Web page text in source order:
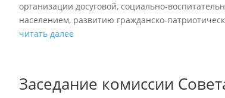
организации досуговой, социально-
населением, развитию гражданско-
читать далее
Заседание комиссии